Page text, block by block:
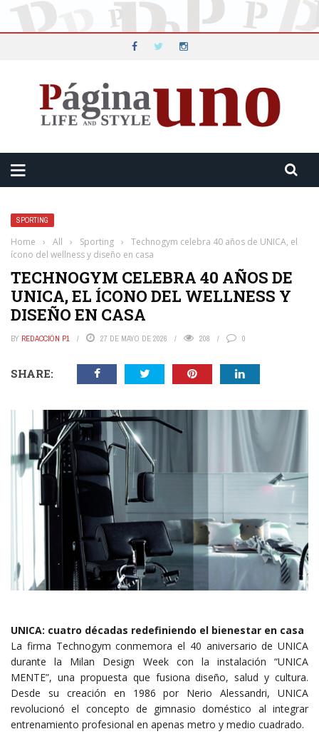
SPORTING
Home › All › Sporting ›
Technogym celebra 40 años de UNICA, el
ícono del wellness y diseño en casa
TECHNOGYM CELEBRA 40 AÑOS DE
UNICA, EL ÍCONO DEL WELLNESS Y
DISEÑO EN CASA
BY REDACCIÓN P1 27 DE MAYO DE 2026 208 0
SHARE:
UNICA: cuatro décadas redefiniendo el bienestar en casa
La firma Technogym conmemora el 40 aniversario de UNICA
durante la Milan Design Week con la instalación “UNICA
MENTE”, una propuesta que fusiona diseño, salud y cultura.
Desde su creación en 1986 por Nerio Alessandri, UNICA
revolucionó el concepto de gimnasio doméstico al integrar
entrenamiento profesional en apenas metro y medio cuadrado.